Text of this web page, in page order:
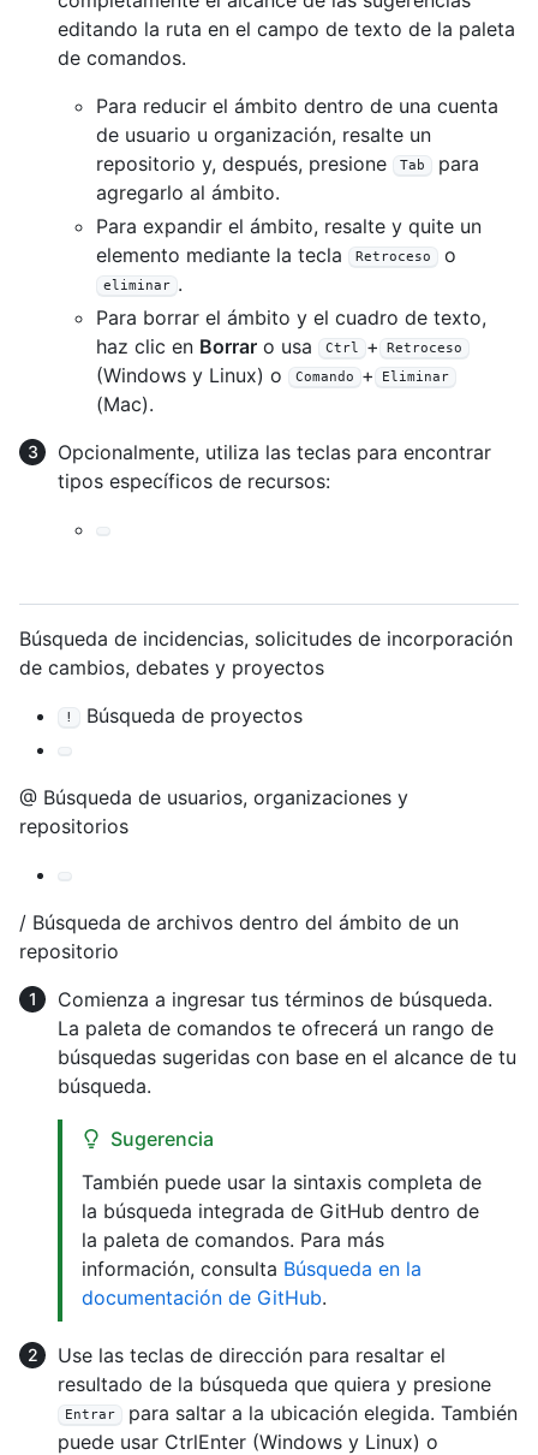
editando la ruta en el campo de texto de la paleta
de comandos.
Para reducir el ámbito dentro de una cuenta
de usuario u organización, resalte un
repositorio y, después, presione
Tab
para
agregarlo al ámbito.
Para expandir el ámbito, resalte y quite un
elemento mediante la tecla
Retroceso o
eliminar .
Para borrar el ámbito y el cuadro de texto,
haz clic en Borrar o usa Ctrl + Retroceso
(Windows y Linux) o Comando + Eliminar
(Mac).
Opcionalmente, utiliza las teclas para encontrar
tipos específicos de recursos:
Búsqueda de incidencias, solicitudes de incorporación
de cambios, debates y proyectos
! Búsqueda de proyectos
@ Búsqueda de usuarios, organizaciones y
repositorios
/ Búsqueda de archivos dentro del ámbito de un
repositorio
Comienza a ingresar tus términos de búsqueda.
La paleta de comandos te ofrecerá un rango de
búsquedas sugeridas con base en el alcance de tu
búsqueda.
Sugerencia
También puede usar la sintaxis completa de
la búsqueda integrada de GitHub dentro de
la paleta de comandos. Para más
información, consulta Búsqueda en la
documentación de GitHub.
Use las teclas de dirección para resaltar el
resultado de la búsqueda que quiera y presione
Entrar
para saltar a la ubicación elegida. También
puede usar CtrlEnter (Windows y Linux) o